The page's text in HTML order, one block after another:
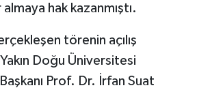
hak kazanmıştı.
törenin açılış
Yakın Doğu Üniversitesi
Prof. Dr. İrfan Suat